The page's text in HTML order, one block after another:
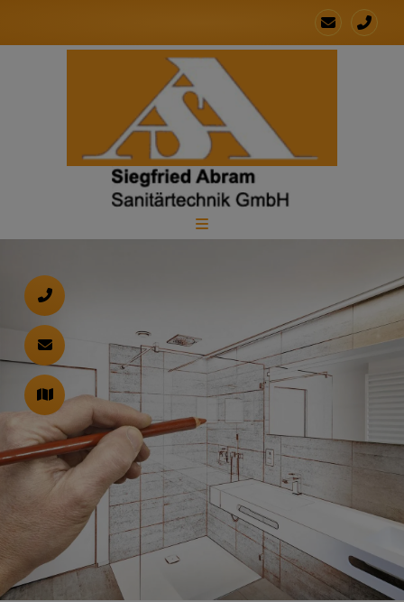
schließen
schließen
und schließen
und schließen